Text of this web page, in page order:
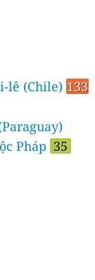
lê (Chile) 133
Pháp 35